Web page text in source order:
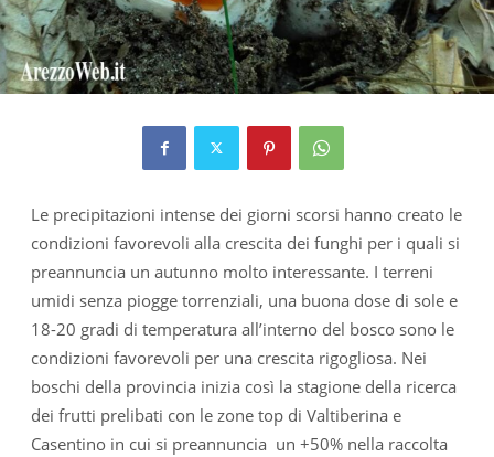
Le precipitazioni intense dei giorni scorsi hanno creato le
condizioni favorevoli alla crescita dei funghi per i quali si
preannuncia un autunno molto interessante. I terreni
umidi senza piogge torrenziali, una buona dose di sole e
18-20 gradi di temperatura all’interno del bosco sono le
condizioni favorevoli per una crescita rigogliosa. Nei
boschi della provincia inizia così la stagione della ricerca
dei frutti prelibati con le zone top di Valtiberina e
Casentino in cui si preannuncia un +50% nella raccolta